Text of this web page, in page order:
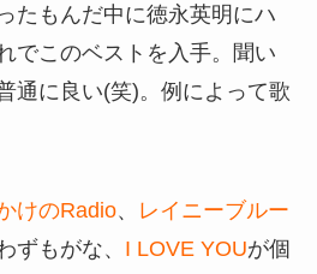
たもんだ中に徳永英明にハ
でこのベストを入手。聞い
通に良い(笑)。例によって歌
けのRadio、
レイニーブルー
ずもがな、 I LOVE YOUが個